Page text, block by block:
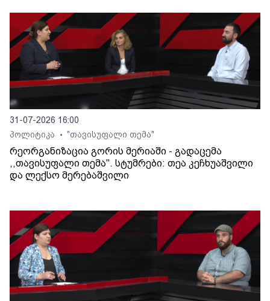
31-07-2026 16:00
პოლიტიკა
• "თავისუფალი თემა"
რეორგანიზაცია გორის მერიაში - გადაცემა
,,თავისუფალი თემა". სტუმრები: თეა კეჩხუაშვილი
და ლექსო მერებაშვილი